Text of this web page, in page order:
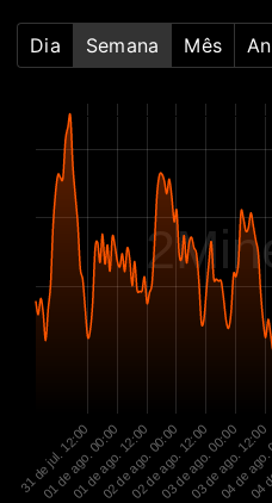
Dia Semana Mês
31 de jul. 12:00
01 de ago. 00:00
01 de ago. 12:00
02 de ago. 00:00
02 de ago. 12:00
03 de ago. 00:00
03 de ago. 12:00
04 de04